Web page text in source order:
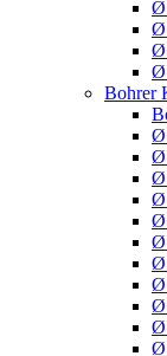
Ø
Ø
Ø
Ø
Bohrer
Ø
Ø
Ø
Ø
Ø
Ø
Ø
Ø
Ø
Ø
Ø